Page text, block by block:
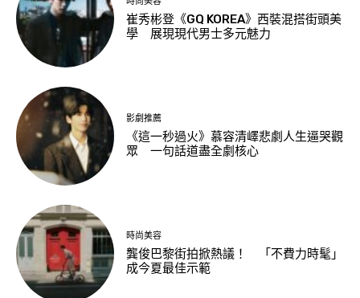
崔秀彬登《GQ KOREA》西裝混搭街頭美
學 展現現代男士多元魅力
影劇推薦
《這一秒過火》慕容清嶧悲劇人生逼哭觀
眾 一句話道盡全劇核心
時尚美容
龔俊巴黎街拍掀熱議！ 「不費力時髦」
成今夏最佳示範